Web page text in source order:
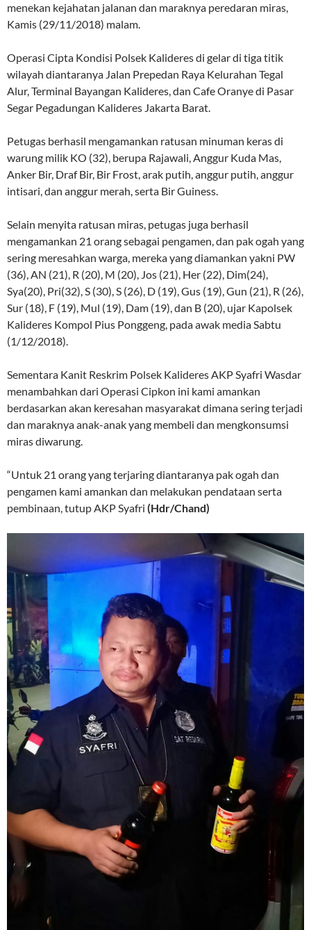
menekan kejahatan jalanan dan maraknya peredaran miras,
Kamis (29/11/2018) malam.
Operasi Cipta Kondisi Polsek Kalideres di gelar di tiga titik
wilayah diantaranya Jalan Prepedan Raya Kelurahan Tegal
Alur, Terminal Bayangan Kalideres, dan Cafe Oranye di Pasar
Segar Pegadungan Kalideres Jakarta Barat.
Petugas berhasil mengamankan ratusan minuman keras di
warung milik KO (32), berupa Rajawali, Anggur Kuda Mas,
Anker Bir, Draf Bir, Bir Frost, arak putih, anggur putih, anggur
intisari, dan anggur merah, serta Bir Guiness.
Selain menyita ratusan miras, petugas juga berhasil
mengamankan 21 orang sebagai pengamen, dan pak ogah yang
sering meresahkan warga, mereka yang diamankan yakni PW
(36), AN (21), R (20), M (20), Jos (21), Her (22), Dim(24),
Sya(20), Pri(32), S (30), S (26), D (19), Gus (19), Gun (21), R (26),
Sur (18), F (19), Mul (19), Dam (19), dan B (20), ujar Kapolsek
Kalideres Kompol Pius Ponggeng, pada awak media Sabtu
(1/12/2018).
Sementara Kanit Reskrim Polsek Kalideres AKP Syafri Wasdar
menambahkan dari Operasi Cipkon ini kami amankan
berdasarkan akan keresahan masyarakat dimana sering terjadi
dan maraknya anak-anak yang membeli dan mengkonsumsi
miras diwarung.
“Untuk 21 orang yang terjaring diantaranya pak ogah dan
pengamen kami amankan dan melakukan pendataan serta
pembinaan, tutup AKP Syafri (Hdr/Chand)